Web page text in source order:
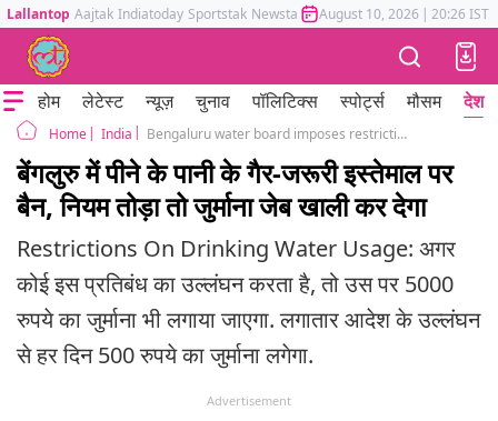
Lallantop Aajtak Indiatoday Sportstak Newstak Mumbai Tak Astrotak
August 10, 2026 | 20:26 IST
होम लेटेस्ट न्यूज़ चुनाव पॉलिटिक्स स्पोर्ट्स मौसम देश
Home India Bengaluru water board imposes restrictions on drinking water usage for non essential purposes
बेंगलुरु में पीने के पानी के गैर-जरूरी इस्तेमाल पर
बैन, नियम तोड़ा तो जुर्माना जेब खाली कर देगा
Restrictions On Drinking Water Usage: अगर
कोई इस प्रतिबंध का उल्लंघन करता है, तो उस पर 5000
रुपये का जुर्माना भी लगाया जाएगा. लगातार आदेश के उल्लंघन
से हर दिन 500 रुपये का जुर्माना लगेगा.
Advertisement